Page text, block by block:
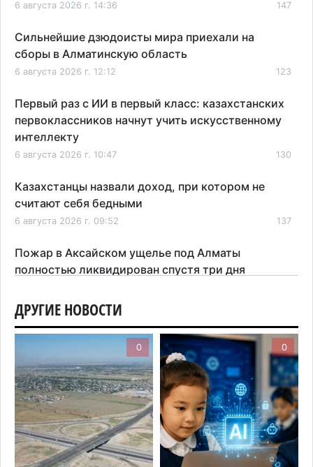
6 августа 2026 г. 14:36 147
Сильнейшие дзюдоисты мира приехали на
сборы в Алматинскую область
6 августа 2026 г. 12:12 123
Первый раз с ИИ в первый класс: казахстанских
первоклассников начнут учить искусственному
интеллекту
6 августа 2026 г. 10:47 130
Казахстанцы назвали доход, при котором не
считают себя бедными
6 августа 2026 г. 09:52 137
Пожар в Аксайском ущелье под Алматы
полностью ликвидирован спустя три дня
Минэкологии опровергло фото тигра возле села
в Алматинской области
180
Казахстан стал лидером Центральной Азии в
мировом рейтинге благополучия
5 августа 2026 г. 13:55 243
Казахстан может начать выпуск экологичного
ДРУГИЕ НОВОСТИ
0 0